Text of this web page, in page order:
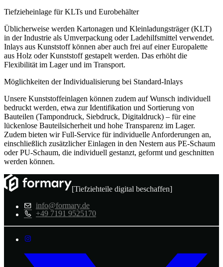
Tiefzieheinlage für KLTs und Eurobehälter
Üblicherweise werden Kartonagen und Kleinladungsträger (KLT)
in der Industrie als Umverpackung oder Ladehilfsmittel verwendet.
Inlays aus Kunststoff können aber auch frei auf einer Europalette
aus Holz oder Kunststoff gestapelt werden. Das erhöht die
Flexibilität im Lager und im Transport.
Möglichkeiten der Individualisierung bei Standard-Inlays
Unsere Kunststoffeinlagen können zudem auf Wunsch individuell
bedruckt werden, etwa zur Identifikation und Sortierung von
Bauteilen (Tampondruck, Siebdruck, Digitaldruck) – für eine
lückenlose Bauteilsicherheit und hohe Transparenz im Lager.
Zudem bieten wir Full-Service für individuelle Anforderungen an,
einschließlich zusätzlicher Einlagen in den Nestern aus PE-Schaum
oder PU-Schaum, die individuell gestanzt, geformt und geschnitten
werden können.
[Tiefziehteile digital beschaffen]
info@formary.de
+49 7191 9525170